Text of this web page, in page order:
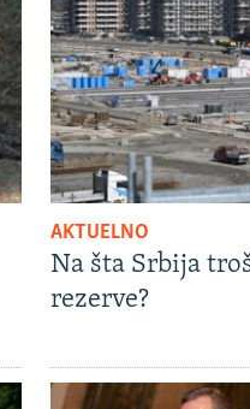
AKTUELNO
Na šta Srbija
rezerve?